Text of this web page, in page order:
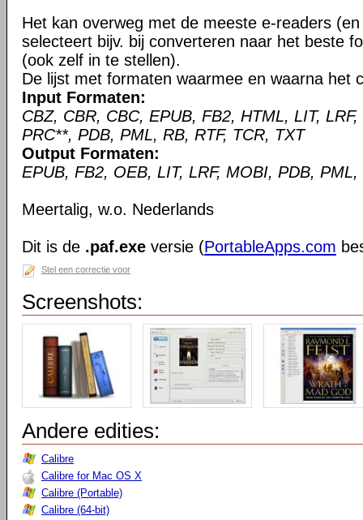
Het kan overweg met de meeste e-readers
selecteert bijv. bij converteren naar het beste
(ook zelf in te stellen).
De lijst met formaten waarmee en waarna het
Input Formaten:
CBZ, CBR, CBC, EPUB, FB2, HTML, LIT,
PRC**, PDB, PML, RB, RTF, TCR, TXT
Output Formaten:
EPUB, FB2, OEB, LIT, LRF, MOBI, PDB,
Meertalig, w.o. Nederlands
Dit is de .paf.exe versie (PortableApps.com
Stel een correctie voor
Screenshots:
Andere edities:
Calibre
Calibre for Mac OS X
Calibre (Portable)
Calibre (64-bit)